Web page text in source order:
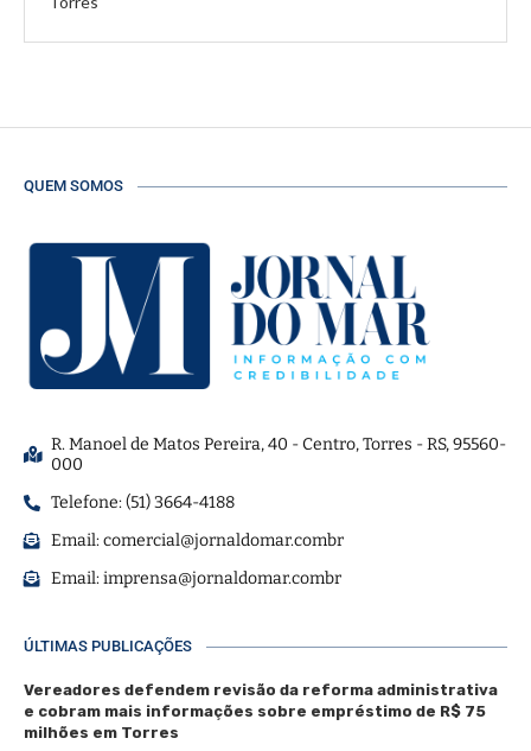
QUEM SOMOS
R. Manoel de Matos Pereira, 40 - Centro, Torres - RS, 95560-
000
Telefone: (51) 3664-4188
Email:comercial@jornaldomar.combr
Email:imprensa@jornaldomar.combr
ÚLTIMAS PUBLICAÇÕES
Vereadores defendem revisão da reforma administrativa
e cobram mais informações sobre empréstimo de R$ 75
milhões em Torres